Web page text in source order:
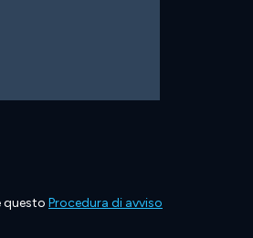
questo Procedura di avviso